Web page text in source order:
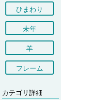
ひまわり
未年
羊
フレーム
カテゴリ詳細